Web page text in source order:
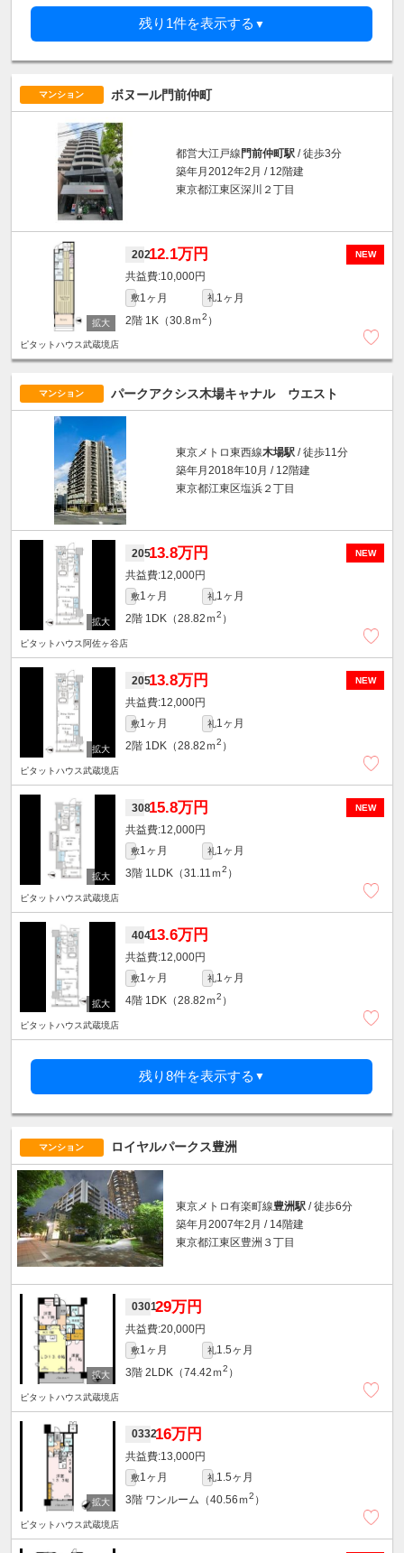
残り1件を表示する ▼
マンション ボヌール門前仲町
都営大江戸線 門前仲町駅 / 徒歩3分
築年月2012年2月 / 12階建
東京都江東区深川２丁目
NEW
20212.1万円
10,000円
敷1ヶ月 礼1ヶ月
2階 1K（30.8ｍ2 ）
ピタットハウス武蔵境店
マンション パークアクシス木場キャナル ウエスト
東京メトロ東西線木場駅 / 徒歩11分
築年月2018年10月 / 12階建
東京都江東区塩浜２丁目
NEW
20513.8万円
12,000円
敷1ヶ月 礼1ヶ月
2階 1DK（28.82ｍ2 ）
ピタットハウス阿佐ヶ谷店
NEW
20513.8万円
12,000円
敷1ヶ月 礼1ヶ月
2階 1DK（28.82ｍ2 ）
ピタットハウス武蔵境店
NEW
30815.8万円
12,000円
敷1ヶ月 礼1ヶ月
3階 1LDK（31.11ｍ2 ）
ピタットハウス武蔵境店
40413.6万円
12,000円
敷1ヶ月 礼1ヶ月
4階 1DK（28.82ｍ2 ）
ピタットハウス武蔵境店
残り8件を表示する ▼
マンション ロイヤルパークス豊洲
東京メトロ有楽町線豊洲駅 / 徒歩6分
築年月2007年2月 / 14階建
東京都江東区豊洲３丁目
030129万円
20,000円
敷1ヶ月 礼1.5ヶ月
3階 2LDK（74.42ｍ2 ）
ピタットハウス武蔵境店
033216万円
13,000円
敷1ヶ月 礼1.5ヶ月
3階 ワンルーム（40.56ｍ2 ）
ピタットハウス武蔵境店